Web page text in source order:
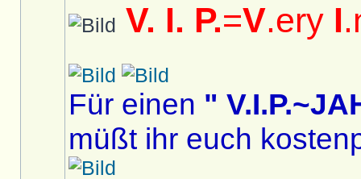
V. I. P.=V.ery I
Für einen "
müßt ihr euch